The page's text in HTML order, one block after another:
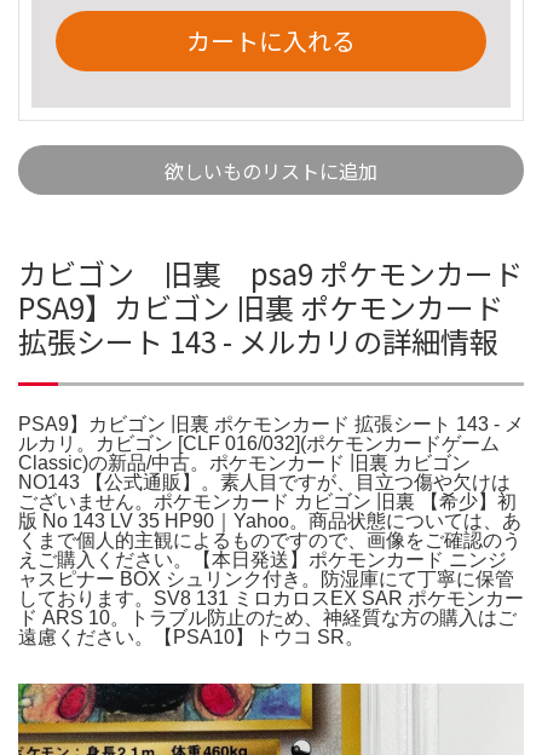
カートに入れる
欲しいものリストに追加
カビゴン 旧裏 psa9 ポケモンカード
PSA9】カビゴン 旧裏 ポケモンカード
拡張シート 143 - メルカリの詳細情報
PSA9】カビゴン 旧裏 ポケモンカード 拡張シート 143 - メ
ルカリ。カビゴン [CLF 016/032](ポケモンカードゲーム
Classic)の新品/中古。ポケモンカード 旧裏 カビゴン
NO143 【公式通販】。素人目ですが、目立つ傷や欠けは
ございません。ポケモンカード カビゴン 旧裏 【希少】初
版 No 143 LV 35 HP90｜Yahoo。商品状態については、あ
くまで個人的主観によるものですので、画像をご確認のう
えご購入ください。【本日発送】ポケモンカード ニンジ
ャスピナー BOX シュリンク付き。防湿庫にて丁寧に保管
しております。SV8 131 ミロカロスEX SAR ポケモンカー
ド ARS 10。トラブル防止のため、神経質な方の購入はご
遠慮ください。【PSA10】トウコ SR。